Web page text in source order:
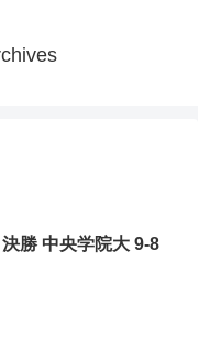
勝 中央学院大 9-8